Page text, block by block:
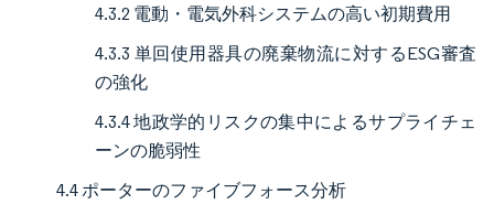
4.3.2 電動・電気外科システムの高い初期費用
4.3.3 単回使用器具の廃棄物流に対するESG審査
の強化
4.3.4 地政学的リスクの集中によるサプライチェ
ーンの脆弱性
4.4 ポーターのファイブフォース分析